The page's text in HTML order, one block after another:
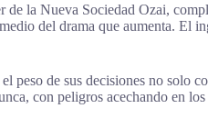
la Nueva Sociedad Ozai,
del drama que aumenta. El
peso de sus decisiones no solo
con peligros acechando en